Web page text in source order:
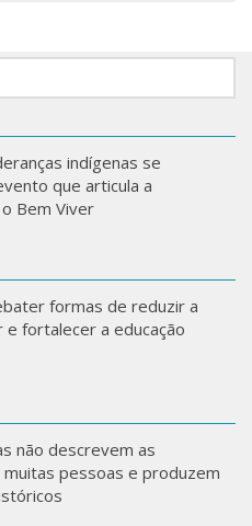
indígenas se
que articula a
Bem Viver
formas de reduzir a
e fortalecer a educação
não descrevem as
pessoas e produzem